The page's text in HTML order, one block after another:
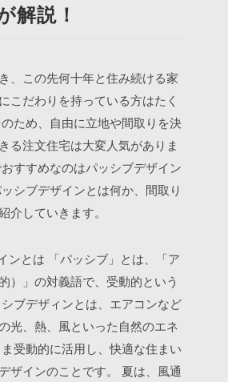
解説！
、この先何十年と住み続ける家
こだわりを持っている方はたく
のため、自由に立地や間取りを決
る注文住宅は大変人気がありま
すすめなのはパッシブデザイン
シブデザインとは何か、間取り
介していきます。
ンとは 「パッシブ」とは、「ア
）」の対義語で、受動的という
ブデザィンとは、エアコンなど
光、熱、風といった自然のエネ
受動的に活用し、快適な住まい
ザインのことです。
夏は、風通